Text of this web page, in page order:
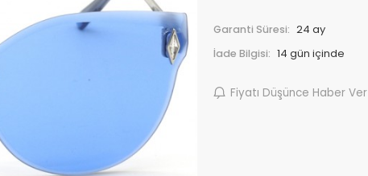
Garanti Süresi: 24 ay
İade Bilgisi:
Fiyatı Düşünce Haber Ver